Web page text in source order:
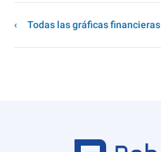
Todas las gráficas financieras